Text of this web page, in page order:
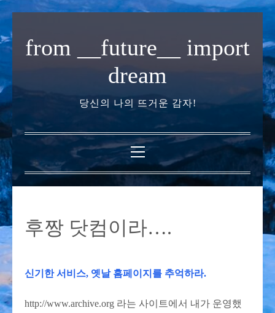
용
으
가
기
from __future__ import
dream
당신의 나의 뜨거운 감자!
기
본
메
뉴
후짱 닷컴이라….
신기한 서비스, 옛날 홈페이지를 추억하라.
http://www.archive.org 라는 사이트에서 내가 운영했